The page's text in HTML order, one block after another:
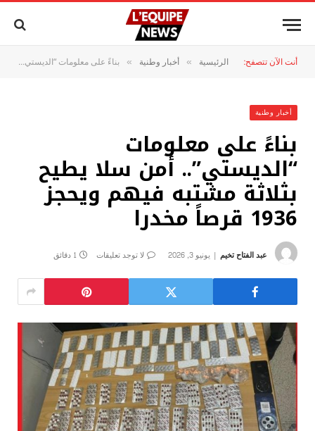
أنت الآن تتصفح: الرئيسية » أخبار وطنية » بناءً على معلومات “الديستي”.. أمن سلا يطيح بثلاثة مشتبه فيهم ويحجز 1936 قرصاً مخدرا
أخبار وطنية
بناءً على معلومات
“الديستي”.. أمن سلا يطيح
بثلاثة مشتبه فيهم ويحجز
1936 قرصاً مخدرا
عبد الفتاح تخيم يونيو 3, 2026 لا توجد تعليقات 1 دقائق